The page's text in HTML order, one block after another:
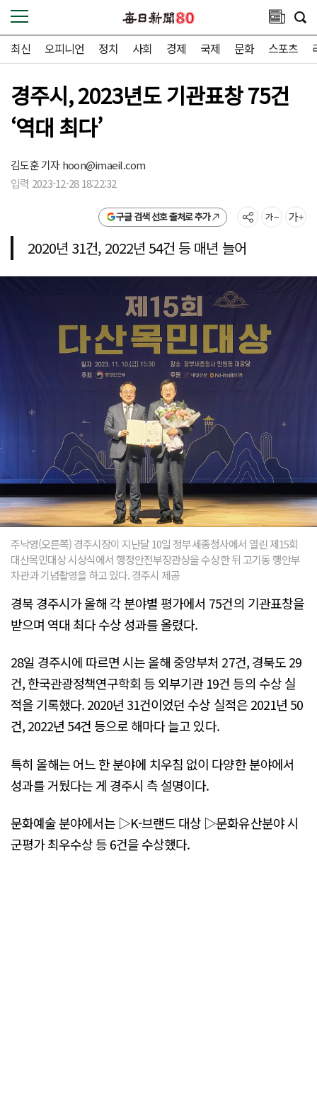
최신 오피니언 정치 사회 경제 국제 문화 스포츠
경주시, 2023년도 기관표창 75건
‘역대 최다’
김도훈 기자hoon@imaeil.com
입력 2023-12-28 18:22:32
구글 검색 선호 출처로 추가
2020년 31건, 2022년 54건 등 매년 늘어
주낙영(오른쪽) 경주시장이 지난달 10일 정부세종청사에서 열린 제15회
대산목민대상 시상식에서 행정안전부장관상을 수상한 뒤 고기동 행안부
차관과 기념촬영을 하고 있다. 경주시 제공
경북 경주시가 올해 각 분야별 평가에서 75건의 기관표창을
받으며 역대 최다 수상 성과를 올렸다.
28일 경주시에 따르면 시는 올해 중앙부처 27건, 경북도 29
건, 한국관광정책연구학회 등 외부기관 19건 등의 수상 실
적을 기록했다. 2020년 31건이었던 수상 실적은 2021년 50
건, 2022년 54건 등으로 해마다 늘고 있다.
특히 올해는 어느 한 분야에 치우침 없이 다양한 분야에서
성과를 거뒀다는 게 경주시 측 설명이다.
문화예술 분야에서는 ▷K-브랜드 대상 ▷문화유산분야 시
군평가 최우수상 등 6건을 수상했다.